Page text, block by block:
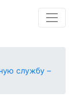
службу –